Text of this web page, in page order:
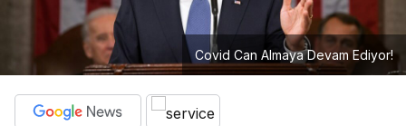
Covid Can Almaya Devam Ediyor!